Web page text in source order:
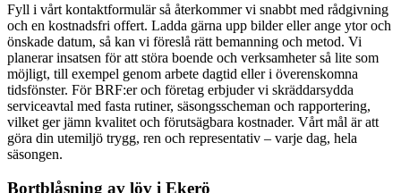
Fyll i vårt kontaktformulär så återkommer vi snabbt med rådgivning
och en kostnadsfri offert. Ladda gärna upp bilder eller ange ytor och
önskade datum, så kan vi föreslå rätt bemanning och metod. Vi
planerar insatsen för att störa boende och verksamheter så lite som
möjligt, till exempel genom arbete dagtid eller i överenskomna
tidsfönster. För BRF:er och företag erbjuder vi skräddarsydda
serviceavtal med fasta rutiner, säsongsscheman och rapportering,
vilket ger jämn kvalitet och förutsägbara kostnader. Vårt mål är att
göra din utemiljö trygg, ren och representativ – varje dag, hela
säsongen.
Bortblåsning av löv i Ekerö